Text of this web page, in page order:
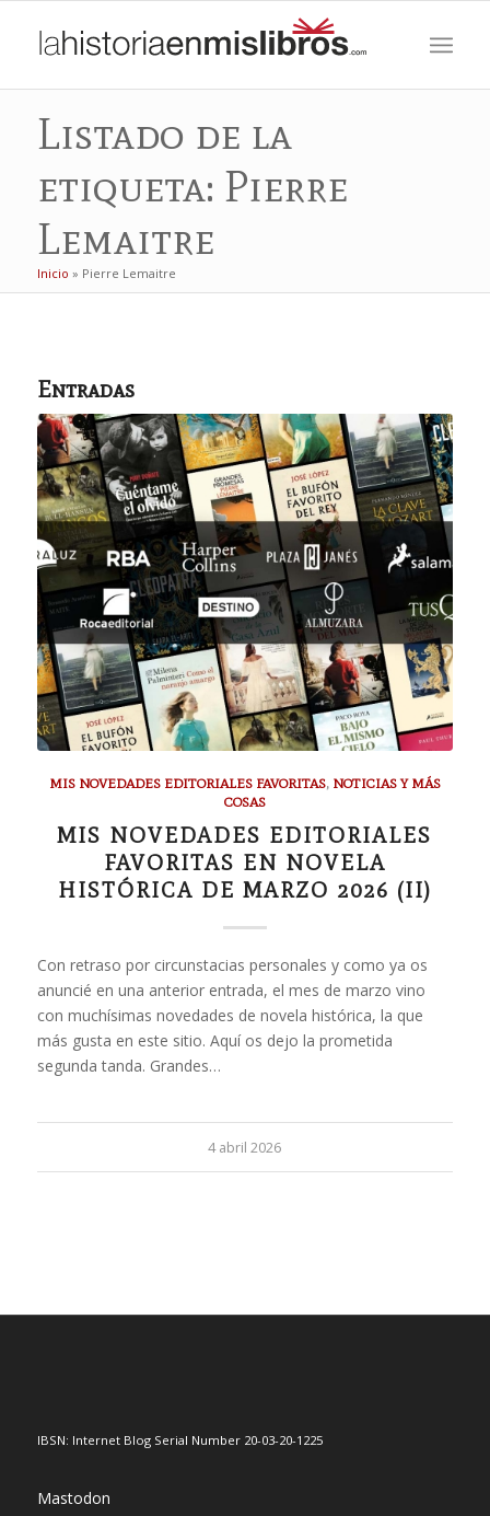
Listado de la
etiqueta: Pierre
Lemaitre
Inicio » Pierre Lemaitre
Entradas
MIS NOVEDADES EDITORIALES FAVORITAS, NOTICIAS Y MÁS
COSAS
MIS NOVEDADES EDITORIALES
FAVORITAS EN NOVELA
HISTÓRICA DE MARZO 2026 (II)
Con retraso por circunstacias personales y como ya os
anuncié en una anterior entrada, el mes de marzo vino
con muchísimas novedades de novela histórica, la que
más gusta en este sitio. Aquí os dejo la prometida
segunda tanda. Grandes…
4 abril 2026
IBSN: Internet Blog Serial Number 20-03-20-1225
Mastodon